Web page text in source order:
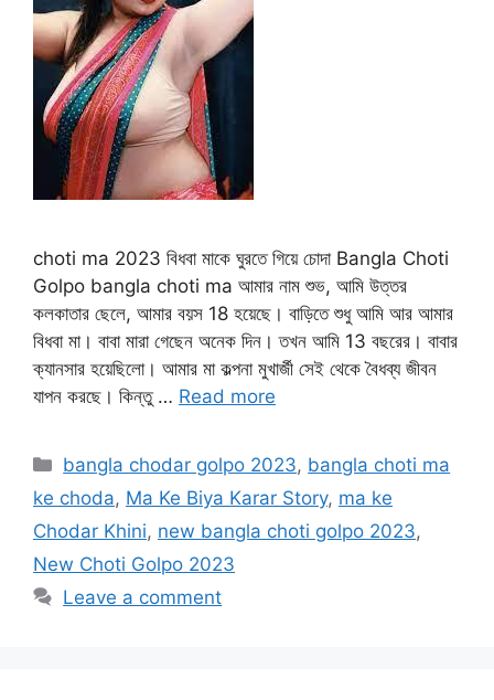
choti ma 2023 বিধবা মাকে ঘুরতে গিয়ে চোদা Bangla Choti
Golpo bangla choti ma আমার নাম শুভ, আমি উত্তর
কলকাতার ছেলে, আমার বয়স 18 হয়েছে। বাড়িতে শুধু আমি আর আমার
বিধবা মা। বাবা মারা গেছেন অনেক দিন। তখন আমি 13 বছরের। বাবার
ক্যানসার হয়েছিলো। আমার মা কল্পনা মুখার্জী সেই থেকে বৈধব্য জীবন
যাপন করছে। কিন্তু … Read more
Categories
bangla chodar golpo 2023, bangla choti ma
ke choda, Ma Ke Biya Karar Story, ma ke
Chodar Khini, new bangla choti golpo 2023,
New Choti Golpo 2023
Leave a comment